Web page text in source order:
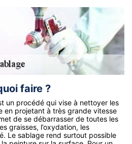
faire ?
un procédé qui vise à nettoyer les
en projetant à très grande vitesse
de se débarrasser de toutes les
graisses, l’oxydation, les
Le sablage rend surtout possible